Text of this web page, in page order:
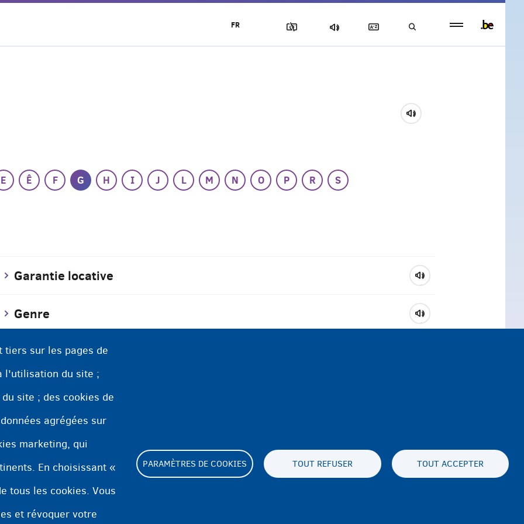
E Ê F G H I J L M N O P R
S
Garantie locative
Genre
Groupe de vie
tiers sur les pages de
l'utilisation du site ;
site ; des cookies de
agrégées sur
marketing, qui
En choisissant «
tous les cookies. Vous
et révoquer votre
PARAMÈTRES DE COOKIES TOUT REFUSER TOUT ACCEPTER
Footer Paramètres de cookies
FR
footer